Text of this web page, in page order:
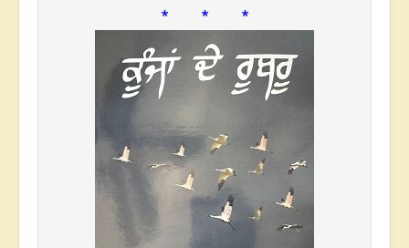
* * *